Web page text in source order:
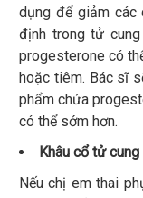
dụng để giảm các
định trong tử
progesterone có
hoặc tiêm. Bác sĩ
phẩm chứa
có thể sớm hơn.
Khâu cổ tử cung
Nếu chị em thai